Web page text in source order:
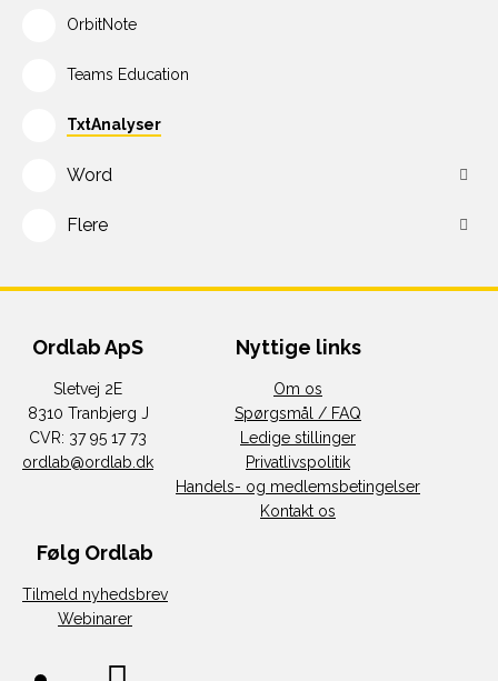
OrbitNote
Teams Education
TxtAnalyser
Word
Flere
Ordlab ApS
Sletvej 2E
8310 Tranbjerg J
CVR: 37 95 17 73
ordlab@ordlab.dk
Nyttige links
Om os
Spørgsmål / FAQ
Ledige stillinger
Privatlivspolitik
Handels- og medlemsbetingelser
Kontakt os
Følg Ordlab
Tilmeld nyhedsbrev
Webinarer